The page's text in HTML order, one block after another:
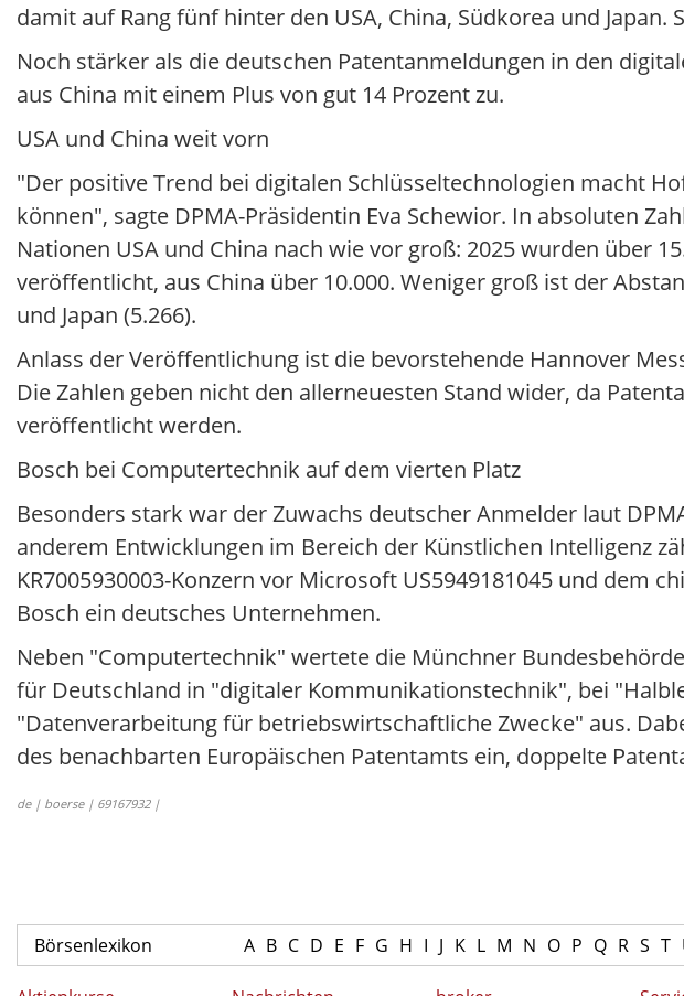
damit auf Rang fünf hinter den USA, China, Südkorea und
Noch stärker als die deutschen Patentanmeldungen in den
aus China mit einem Plus von gut 14 Prozent zu.
USA und China weit vorn
"Der positive Trend bei digitalen Schlüsseltechnologien macht
können", sagte DPMA-Präsidentin Eva Schewior. In absoluten
Nationen USA und China nach wie vor groß: 2025 wurden über
veröffentlicht, aus China über 10.000. Weniger groß ist der
und Japan (5.266).
Anlass der Veröffentlichung ist die bevorstehende Hannover
Die Zahlen geben nicht den allerneuesten Stand wider, da
veröffentlicht werden.
Bosch bei Computertechnik auf dem vierten Platz
Besonders stark war der Zuwachs deutscher Anmelder laut
anderem Entwicklungen im Bereich der Künstlichen Intelligenz
KR7005930003-Konzern vor Microsoft US5949181045 und dem
Bosch ein deutsches Unternehmen.
Neben "Computertechnik" wertete die Münchner
für Deutschland in "digitaler Kommunikationstechnik", bei
"Datenverarbeitung für betriebswirtschaftliche Zwecke" aus.
des benachbarten Europäischen Patentamts ein, doppelte
de | boerse | 69167932 |
Börsenlexikon A B C D E F G H I J K L M N O P Q R S T